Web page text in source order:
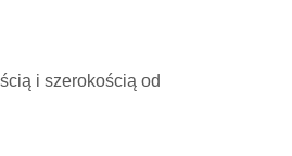
i szerokością od